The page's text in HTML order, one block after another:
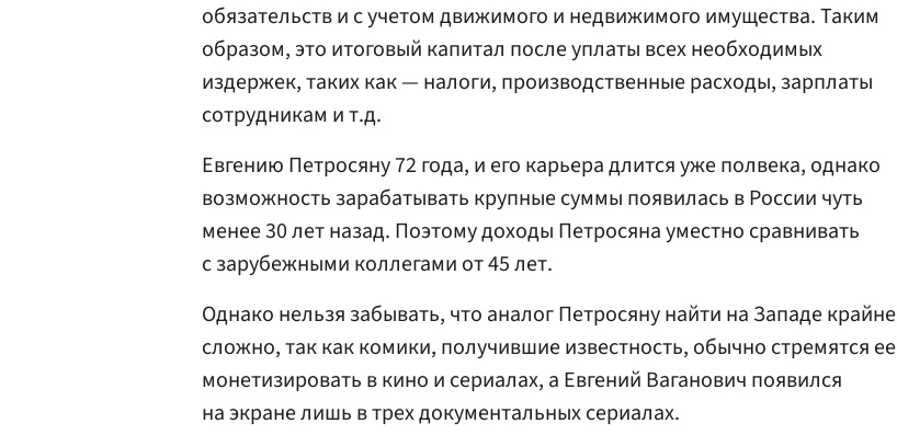
обязательств и с учетом движимого и недвижимого имущества. Таким
образом, это итоговый капитал после уплаты всех необходимых
издержек, таких как — налоги, производственные расходы, зарплаты
сотрудникам и т.д.
Евгению Петросяну 72 года, и его карьера длится уже полвека, однако
возможность зарабатывать крупные суммы появилась в России чуть
менее 30 лет назад. Поэтому доходы Петросяна уместно сравнивать
с зарубежными коллегами от 45 лет.
Однако нельзя забывать, что аналог Петросяну найти на Западе крайне
сложно, так как комики, получившие известность, обычно стремятся ее
монетизировать в кино и сериалах, а Евгений Ваганович появился
на экране лишь в трех документальных сериалах.